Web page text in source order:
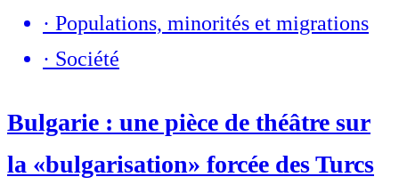
· Populations, minorités et migrations
· Société
Bulgarie : une pièce de théâtre sur
la «bulgarisation» forcée des Turcs